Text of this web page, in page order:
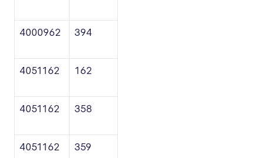
4000962 394
4051162 162
4051162 358
4051162 359